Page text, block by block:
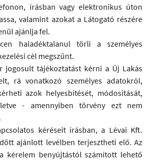
írásban vagy elektronikus úton
valamint azokat a Látogató részére
ajánlja fel.
haladéktalanul törli a személyes
cél megszűnt.
jogosult tájékoztatást kérni a Új Lakás
rá vonatkozó személyes adatokról,
azok helyesbítését, módosítását,
- amennyiben törvény ezt nem
kéréseit írásban, a Lévai Kft.
ajánlott levélben terjesztheti elő. Az
kérelem benyújtástól számított lehető